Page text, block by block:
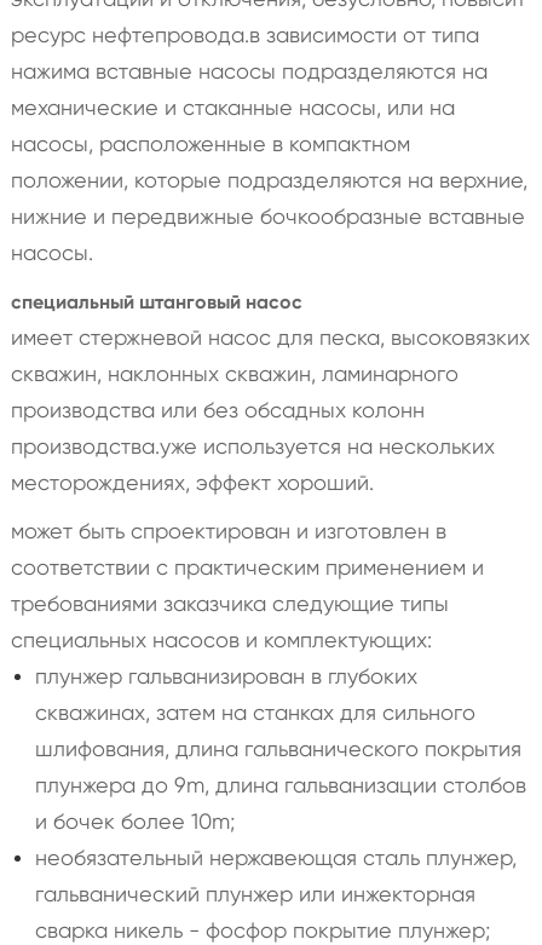
ресурс нефтепровода.в зависимости от типа
нажима вставные насосы подразделяются на
механические и стаканные насосы, или на
насосы, расположенные в компактном
положении, которые подразделяются на верхние,
нижние и передвижные бочкообразные вставные
насосы.
специальный штанговый насос
имеет стержневой насос для песка, высоковязких
скважин, наклонных скважин, ламинарного
производства или без обсадных колонн
производства.уже используется на нескольких
месторождениях, эффект хороший.
может быть спроектирован и изготовлен в
соответствии с практическим применением и
требованиями заказчика следующие типы
специальных насосов и комплектующих:
плунжер гальванизирован в глубоких
скважинах, затем на станках для сильного
шлифования, длина гальванического покрытия
плунжера до 9m, длина гальванизации столбов
и бочек более 10m;
необязательный нержавеющая сталь плунжер,
гальванический плунжер или инжекторная
сварка никель - фосфор покрытие плунжер;